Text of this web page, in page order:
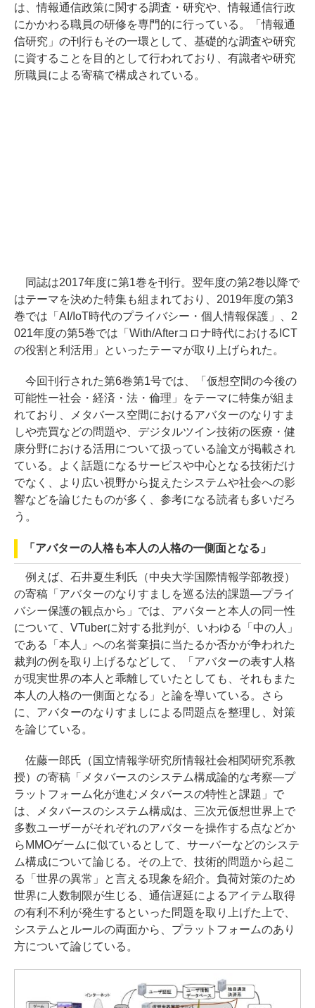
は、情報通信政策に関する調査・研究や、情報通信行政
にかかわる職員の研修を専門的に行っている。「情報通
信研究」の刊行もその一環として、基礎的な調査や研究
に資することを目的として行われており、有識者や研究
所職員による寄稿で構成されている。
同誌は2017年度に第1巻を刊行。翌年度の第2巻以降で
はテーマを決めた特集も組まれており、2019年度の第3
巻では「AI/IoT時代のプライバシー・個人情報保護」、2
021年度の第5巻では「With/Afterコロナ時代におけるICT
の役割と利活用」といったテーマが取り上げられた。
今回刊行された第6巻第1号では、「仮想空間の今後の
可能性ー社会・経済・法・倫理」をテーマに特集が組ま
れており、メタバース空間におけるアバターのなりすま
しや売買などの問題や、デジタルツイン技術の医療・健
康分野における活用について扱っている論文が掲載され
ている。よく話題になるサービスや中心となる技術だけ
でなく、より広い視野から捉えたシステムや社会への影
響などを論じたものが多く、参考になる読者も多いだろ
う。
「アバターの人格も本人の人格の一側面となる」
例えば、石井夏生利氏（中央大学国際情報学部教授）
の寄稿「アバターのなりすましを巡る法的課題―プライ
バシー保護の観点から」では、アバターと本人の同一性
について、VTuberに対する批判が、いわゆる「中の人」
である「本人」への名誉棄損に当たるか否かが争われた
裁判の例を取り上げるなどして、「アバターの表す人格
が現実世界の本人と乖離していたとしても、それもまた
本人の人格の一側面となる」と論を導いている。さら
に、アバターのなりすましによる問題点を整理し、対策
を論じている。
佐藤一郎氏（国立情報学研究所情報社会相関研究系教
授）の寄稿「メタバースのシステム構成論的な考察―プ
ラットフォーム化が進むメタバースの特性と課題」で
は、メタバースのシステム構成は、三次元仮想世界上で
多数ユーザーがそれぞれのアバターを操作する点などか
らMMOゲームに似ているとして、サーバーなどのシステ
ム構成について論じる。その上で、技術的問題から起こ
る「世界の異常」と言える現象を紹介。負荷対策のため
世界に人数制限が生じる、通信遅延によるアイテム取得
の有利不利が発生するといった問題を取り上げた上で、
システムとルールの両面から、プラットフォームのあり
方について論じている。